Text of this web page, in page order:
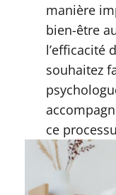
manière
bien-être
l’efficacité
souhaitez
ce